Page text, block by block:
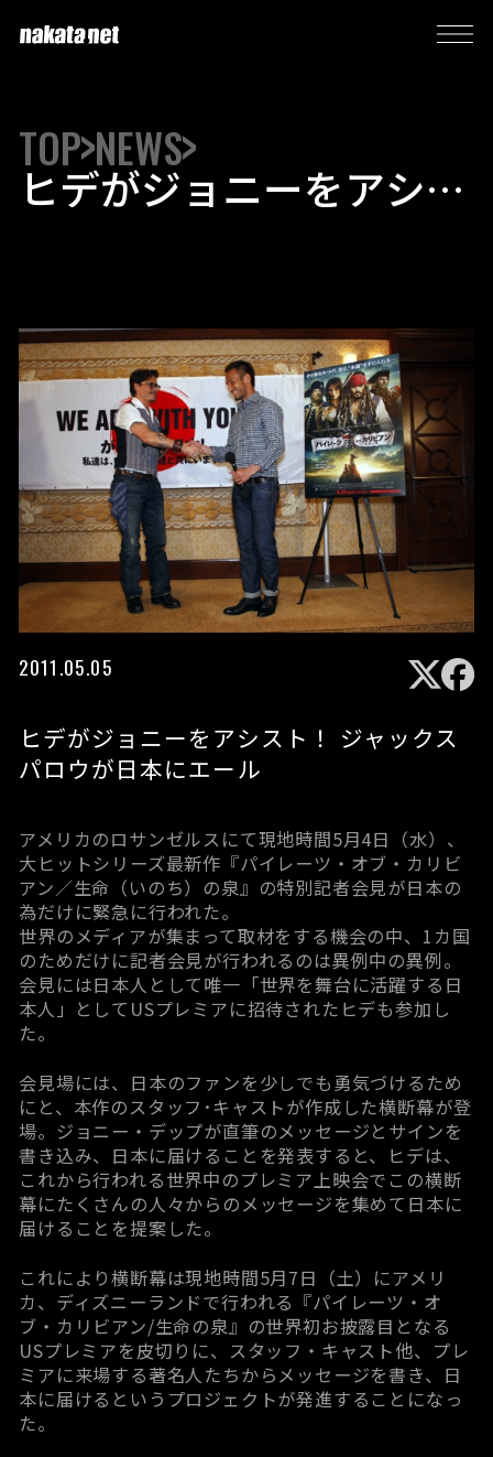
TOP NEWS
ヒデがジョニーをアシス
ト！ ジャックスパロウ
2011.05.05
ヒデがジョニーをアシスト！ ジャックス
パロウが日本にエール
アメリカのロサンゼルスにて現地時間5月4日（水）、
大ヒットシリーズ最新作『パイレーツ・オブ・カリビ
アン／生命（いのち）の泉』の特別記者会見が日本の
為だけに緊急に行われた。
世界のメディアが集まって取材をする機会の中、1カ国
のためだけに記者会見が行われるのは異例中の異例。
会見には日本人として唯一「世界を舞台に活躍する日
本人」としてUSプレミアに招待されたヒデも参加し
た。
会見場には、日本のファンを少しでも勇気づけるため
にと、本作のスタッフ･キャストが作成した横断幕が登
場。ジョニー・デップが直筆のメッセージとサインを
書き込み、日本に届けることを発表すると、ヒデは、
これから行われる世界中のプレミア上映会でこの横断
幕にたくさんの人々からのメッセージを集めて日本に
届けることを提案した。
これにより横断幕は現地時間5月7日（土）にアメリ
カ、ディズニーランドで行われる『パイレーツ・オ
ブ・カリビアン/生命の泉』の世界初お披露目となる
USプレミアを皮切りに、スタッフ・キャスト他、プレ
ミアに来場する著名人たちからメッセージを書き、日
本に届けるというプロジェクトが発進することになっ
た。